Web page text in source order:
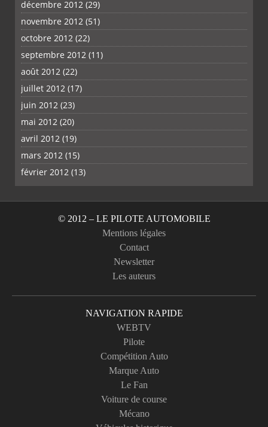
décembre 2012 (29)
novembre 2012 (51)
octobre 2012 (22)
septembre 2012 (11)
août 2012 (22)
juillet 2012 (17)
juin 2012 (23)
mai 2012 (20)
avril 2012 (19)
mars 2012 (15)
février 2012 (13)
© 2012 – LE PILOTE AUTOMOBILE
Mentions légales
Contact
Newsletter
Les auteurs
NAVIGATION RAPIDE
WEBTV
Pilote
Compétition Auto
Marque Auto
Le Fan
Voiture de course
Mécano